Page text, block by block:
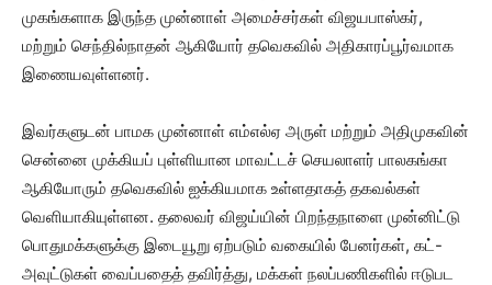
முகங்களாக இருந்த முன்னாள் அமைச்சர்கள் விஜயபாஸ்கர்,
மற்றும் செந்தில்நாதன் ஆகியோர் தவெகவில் அதிகாரப்பூர்வமாக
இணையவுள்ளனர்.
இவர்களுடன் பாமக முன்னாள் எம்எல்ஏ அருள் மற்றும் அதிமுகவின்
சென்னை முக்கியப் புள்ளியான மாவட்டச் செயலாளர் பாலகங்கா
ஆகியோரும் தவெகவில் ஐக்கியமாக உள்ளதாகத் தகவல்கள்
வெளியாகியுள்ளன. தலைவர் விஜய்யின் பிறந்தநாளை முன்னிட்டு
பொதுமக்களுக்கு இடையூறு ஏற்படும் வகையில் பேனர்கள், கட்-
அவுட்டுகள் வைப்பதைத் தவிர்த்து, மக்கள் நலப்பணிகளில் ஈடுபட